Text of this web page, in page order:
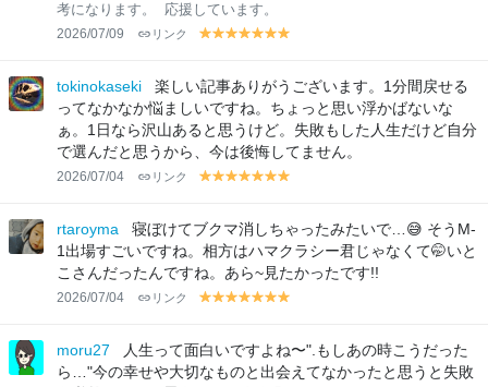
考になります。
応援しています。
2026/07/09 リンク
y
lo
w
y
lo
w
y
lo
w
y
lo
w
y
lo
w
y
lo
w
lo
w
tokinokaseki
楽しい記事ありがうございます。1分間戻せる
ってなかなか悩ましいですね。ちょっと思い浮かばないな
ぁ。1日なら沢山あると思うけど。失敗もした人生だけど自分
で選んだと思うから、今は後悔してません。
2026/07/04 リンク
y
lo
w
y
lo
w
y
lo
w
y
lo
w
y
lo
w
y
lo
w
lo
w
rtaroyma
寝ぼけてブクマ消しちゃったみたいで…😅 そうM-
1出場すごいですね。相方はハマクラシー君じゃなくて🤭いと
こさんだったんですね。あら~見たかったです!!
2026/07/04 リンク
y
lo
w
y
lo
w
y
lo
w
y
lo
w
y
lo
w
y
lo
w
lo
w
moru27
人生って面白いですよね〜".もしあの時こうだった
ら…"今の幸せや大切なものと出会えてなかったと思うと失敗